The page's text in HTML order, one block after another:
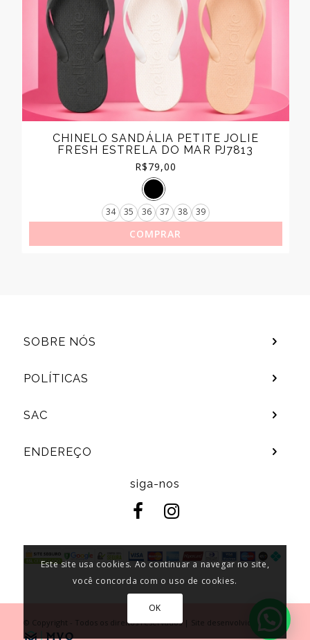
CHINELO SANDÁLIA PETITE JOLIE
FRESH ESTRELA DO MAR PJ7813
R$79,00
34 35 36 37 38 39
COMPRAR
SOBRE NÓS
POLÍTICAS
SAC
ENDEREÇO
siga-nos
© Copyright - Todos os direitos reservados | Site desenvolvido por
Este site usa cookies. Ao continuar a navegar no site,
você concorda com o uso de cookies.
OK